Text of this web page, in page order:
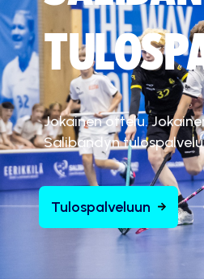
Jokainen ottelu.
Salibandyn
Tulospalveluun